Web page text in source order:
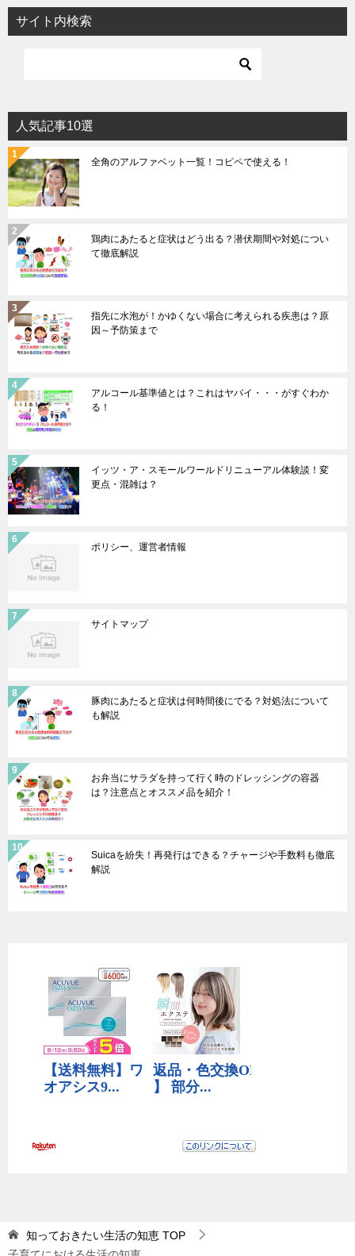
サイト内検索
人気記事10選
全角のアルファベット一覧！コピペで使える！
鶏肉にあたると症状はどう出る？潜伏期間や対処につい
て徹底解説
指先に水泡が！かゆくない場合に考えられる疾患は？原
因～予防策まで
アルコール基準値とは？これはヤバイ・・・がすぐわか
る！
イッツ・ア・スモールワールドリニューアル体験談！変
更点・混雑は？
ポリシー、運営者情報
サイトマップ
豚肉にあたると症状は何時間後にでる？対処法について
も解説
お弁当にサラダを持って行く時のドレッシングの容器
は？注意点とオススメ品を紹介！
Suicaを紛失！再発行はできる？チャージや手数料も徹底
解説
知っておきたい生活の知恵 TOP